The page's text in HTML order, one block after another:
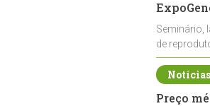
Seminário,
de
durante a
Preço